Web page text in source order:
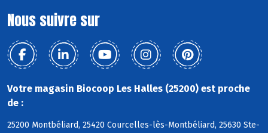
Nous suivre sur
Votre magasin Biocoop Les Halles (25200) est proche
de :
25200 Montbéliard, 25420 Courcelles-lès-Montbéliard, 25630 Ste-